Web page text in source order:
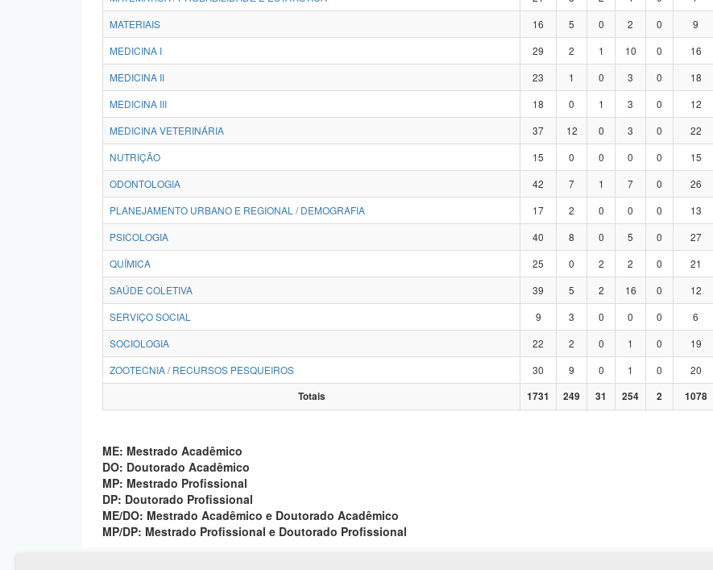
MATERIAIS
16 5 0 2 0 9
MEDICINA I
29 2 1 10 0 16
MEDICINA II
23 1 0 3 0 18
MEDICINA III
18 0 1 3 0 12
MEDICINA VETERINÁRIA
37 12 0 3 0 22
NUTRIÇÃO
15 0 0 0 0 15
ODONTOLOGIA
42 7 1 7 0 26
PLANEJAMENTO URBANO E REGIONAL / DEMOGRAFIA
17 2 0 0 0 13
PSICOLOGIA
40 8 0 5 0 27
QUÍMICA
25 0 2 2 0 21
SAÚDE COLETIVA
39 5 2 16 0 12
SERVIÇO SOCIAL
9 3 0 0 0 6
SOCIOLOGIA
22 2 0 1 0 19
ZOOTECNIA / RECURSOS PESQUEIROS
30 9 0 1 0 20
Totais
1731 249 31 254 2 1078
ME: Mestrado Acadêmico
DO: Doutorado Acadêmico
MP: Mestrado Profissional
DP: Doutorado Profissional
ME/DO: Mestrado Acadêmico e Doutorado Acadêmico
MP/DP: Mestrado Profissional e Doutorado Profissional